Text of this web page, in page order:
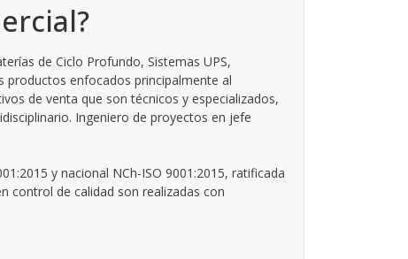
de Ciclo Profundo, Sistemas UPS,
productos enfocados principalmente al
de venta que son técnicos y especializados,
Ingeniero de proyectos en jefe
y nacional NCh-ISO 9001:2015, ratificada
control de calidad son realizadas con